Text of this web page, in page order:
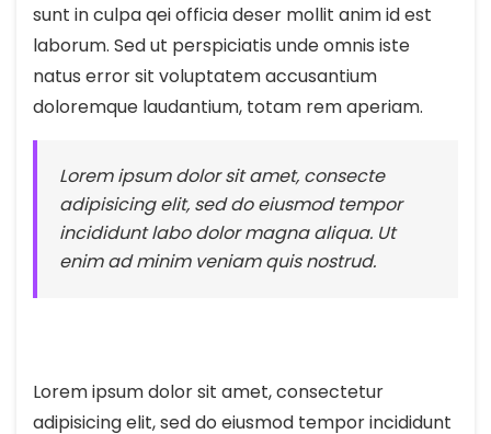
sunt in culpa qei officia deser mollit anim id est
laborum. Sed ut perspiciatis unde omnis iste
natus error sit voluptatem accusantium
doloremque laudantium, totam rem aperiam.
Lorem ipsum dolor sit amet, consecte
adipisicing elit, sed do eiusmod tempor
incididunt labo dolor magna aliqua. Ut
enim ad minim veniam quis nostrud.
Lorem ipsum dolor sit amet, consectetur
adipisicing elit, sed do eiusmod tempor incididunt